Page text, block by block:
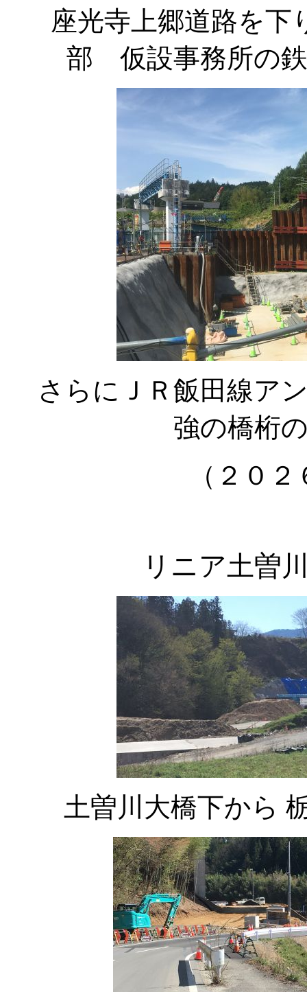
座光寺上郷道路を下
部 仮設事務所の
さらにＪＲ飯田線ア
強の橋桁
（２０
リニア土曽
土曽川大橋下から